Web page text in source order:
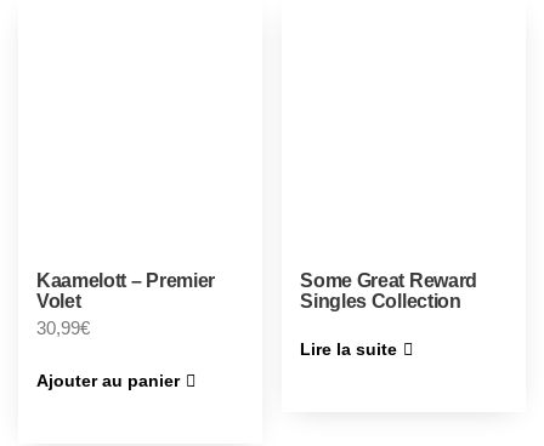
Kaamelott – Premier
Volet
30,99€
Ajouter au panier
Some Great Reward
Singles Collection
Lire la suite